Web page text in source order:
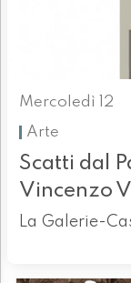
Mercoledì 12
Arte
Scatti dal
Vincenzo
La Galerie-